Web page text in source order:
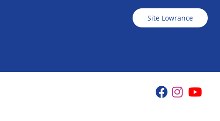
Site Lowrance